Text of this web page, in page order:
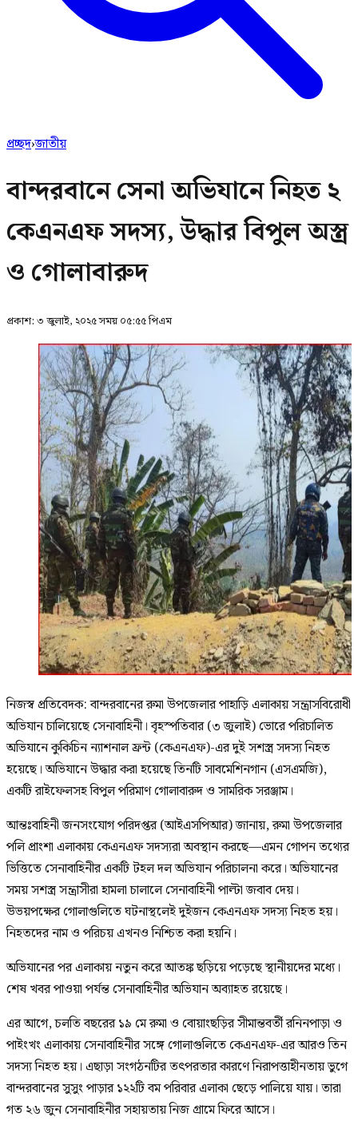
প্রচ্ছদ›জাতীয়
বান্দরবানে সেনা অভিযানে নিহত ২
কেএনএফ সদস্য, উদ্ধার বিপুল অস্ত্র
ও গোলাবারুদ
প্রকাশ:৩ জুলাই, ২০২৫ সময় ০৫:৫৫ পিএম
নিজস্ব প্রতিবেদক: বান্দরবানের রুমা উপজেলার পাহাড়ি এলাকায় সন্ত্রাসবিরোধী
অভিযান চালিয়েছে সেনাবাহিনী। বৃহস্পতিবার (৩ জুলাই) ভোরে পরিচালিত
অভিযানে কুকিচিন ন্যাশনাল ফ্রন্ট (কেএনএফ)-এর দুই সশস্ত্র সদস্য নিহত
হয়েছে। অভিযানে উদ্ধার করা হয়েছে তিনটি সাবমেশিনগান (এসএমজি),
একটি রাইফেলসহ বিপুল পরিমাণ গোলাবারুদ ও সামরিক সরঞ্জাম।
আন্তঃবাহিনী জনসংযোগ পরিদপ্তর (আইএসপিআর) জানায়, রুমা উপজেলার
পলি প্রাংশা এলাকায় কেএনএফ সদস্যরা অবস্থান করছে—এমন গোপন তথ্যের
ভিত্তিতে সেনাবাহিনীর একটি টহল দল অভিযান পরিচালনা করে। অভিযানের
সময় সশস্ত্র সন্ত্রাসীরা হামলা চালালে সেনাবাহিনী পাল্টা জবাব দেয়।
উভয়পক্ষের গোলাগুলিতে ঘটনাস্থলেই দুইজন কেএনএফ সদস্য নিহত হয়।
নিহতদের নাম ও পরিচয় এখনও নিশ্চিত করা হয়নি।
অভিযানের পর এলাকায় নতুন করে আতঙ্ক ছড়িয়ে পড়েছে স্থানীয়দের মধ্যে।
শেষ খবর পাওয়া পর্যন্ত সেনাবাহিনীর অভিযান অব্যাহত রয়েছে।
এর আগে, চলতি বছরের ১৯ মে রুমা ও বোয়াংছড়ির সীমান্তবর্তী রনিনপাড়া ও
পাইংখং এলাকায় সেনাবাহিনীর সঙ্গে গোলাগুলিতে কেএনএফ-এর আরও তিন
সদস্য নিহত হয়। এছাড়া সংগঠনটির তৎপরতার কারণে নিরাপত্তাহীনতায় ভুগে
বান্দরবানের সুসুং পাড়ার ১২২টি বম পরিবার এলাকা ছেড়ে পালিয়ে যায়। তারা
গত ২৬ জুন সেনাবাহিনীর সহায়তায় নিজ গ্রামে ফিরে আসে।